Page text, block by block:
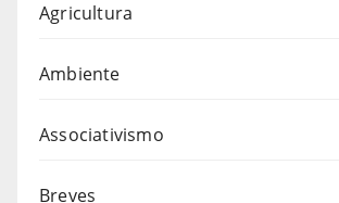
Agricultura
Ambiente
Associativismo
Breves